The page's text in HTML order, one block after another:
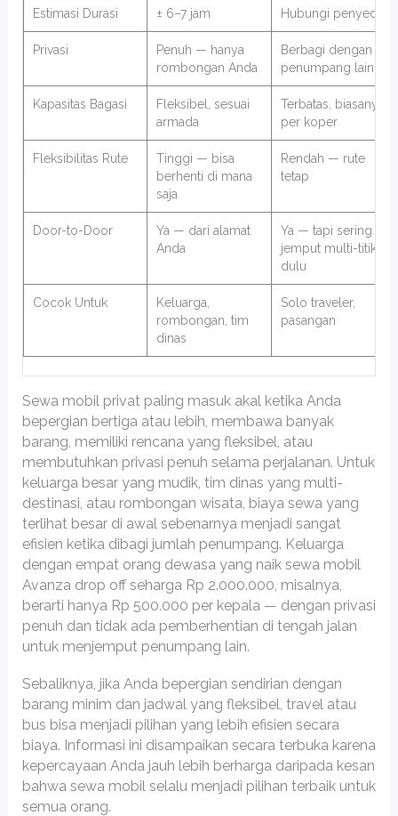
Estimasi Durasi ± 6–7 jam Hubungi penyedia
Privasi
Penuh — hanya
rombongan Anda
Berbagi dengan
penumpang lain
Kapasitas Bagasi
Fleksibel, sesuai
armada
Terbatas, biasanya
per koper
Fleksibilitas Rute
Tinggi — bisa
berhenti di mana
saja
Rendah — rute
tetap
Door-to-Door
Ya — dari alamat
Anda
Ya — tapi sering
jemput multi-titik
dulu
Cocok Untuk
Keluarga,
rombongan, tim
dinas
Solo traveler,
pasangan
Sewa mobil privat paling masuk akal ketika Anda
bepergian bertiga atau lebih, membawa banyak
barang, memiliki rencana yang fleksibel, atau
membutuhkan privasi penuh selama perjalanan. Untuk
keluarga besar yang mudik, tim dinas yang multi-
destinasi, atau rombongan wisata, biaya sewa yang
terlihat besar di awal sebenarnya menjadi sangat
efisien ketika dibagi jumlah penumpang. Keluarga
dengan empat orang dewasa yang naik sewa mobil
Avanza drop off seharga Rp 2.000.000, misalnya,
berarti hanya Rp 500.000 per kepala — dengan privasi
penuh dan tidak ada pemberhentian di tengah jalan
untuk menjemput penumpang lain.
Sebaliknya, jika Anda bepergian sendirian dengan
barang minim dan jadwal yang fleksibel, travel atau
bus bisa menjadi pilihan yang lebih efisien secara
biaya. Informasi ini disampaikan secara terbuka karena
kepercayaan Anda jauh lebih berharga daripada kesan
bahwa sewa mobil selalu menjadi pilihan terbaik untuk
semua orang.